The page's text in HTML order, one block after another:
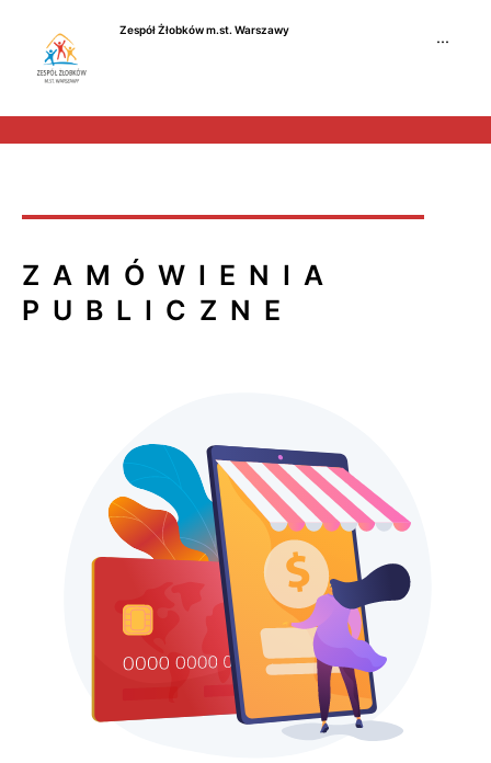
Zespół Żłobków m.st. Warszawy
···
ZAMÓWIENIA
PUBLICZNE